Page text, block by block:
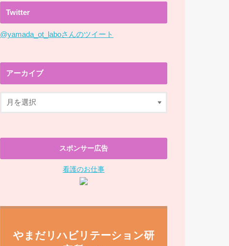
Twitter
@yamada_ot_laboさんのツイート
アーカイブ
スポンサー広告
看護のお仕事
やまだリハビリテーション研